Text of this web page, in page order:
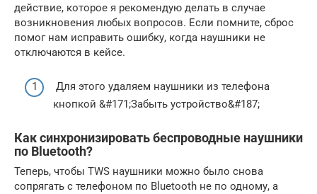
действие, которое я рекомендую делать в случае
возникновения любых вопросов. Если помните, сброс
помог нам исправить ошибку, когда наушники не
отключаются в кейсе.
Для этого удаляем наушники из телефона
кнопкой &#171;Забыть устройство&#187;
Как синхронизировать беспроводные наушники
по Bluetooth?
Теперь, чтобы TWS наушники можно было снова
сопрягать с телефоном по Bluetooth не по одному, а